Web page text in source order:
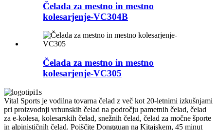
Čelada za mestno in mestno
kolesarjenje-VC304B
Čelada za mestno in mestno
kolesarjenje-VC305
Vital Sports je vodilna tovarna čelad z več kot 20-letnimi izkušnjami
pri proizvodnji vrhunskih čelad na področju pametnih čelad, čelad
za e-kolesa, kolesarskih čelad, snežnih čelad, čelad za močne športe
in alpinističnih čelad. Poiščite Dongguan na Kitajskem, 45 minut